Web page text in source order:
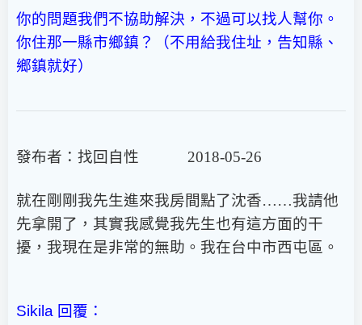
你的問題我們不協助解決，不過可以找人幫你。
你住那一縣市鄉鎮？（不用給我住址，告知縣、
鄉鎮就好）
發布者：找回自性 2018-05-26
就在剛剛我先生進來我房間點了沈香……我請他
先拿開了，其實我感覺我先生也有這方面的干
擾，我現在是非常的無助。我在台中市西屯區。
Sikila 回覆：